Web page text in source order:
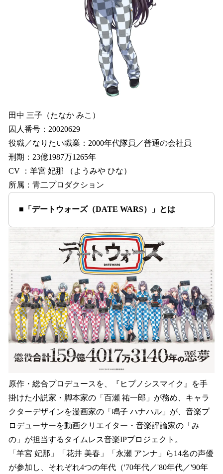
田中 三子（たなか みこ）
囚人番号：20020629
役職／なりたい職業：2000年代隊員／普通の会社員
刑期：23億1987万1265年
CV ：羊宮 妃那 （ようみや ひな）
所属：青二プロダクション
■「デートウォーズ（DATE WARS）」とは
原作・総合プロデュースを、『ヒプノシスマイク』を手
掛けた小説家・脚本家の「百瀬 祐一郎」が務め、キャラ
クターデザインを漫画家の「鳴子 ハナハル」が、音楽プ
ロデューサーを動画クリエイター・音楽評論家の「み
の」が担当するタイムレス音楽IPプロジェクト。
「羊宮 妃那」「花井 美春」「永瀬 アンナ」ら14名の声優
が参加し、それぞれ4つの年代（'70年代／'80年代／'90年